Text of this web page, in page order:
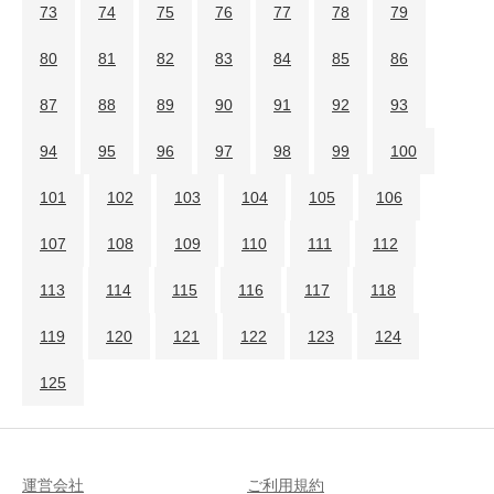
73 74 75 76 77 78 79
80 81 82 83 84 85 86
87 88 89 90 91 92 93
94 95 96 97 98 99 100
101 102 103 104 105 106
107 108 109 110 111 112
113 114 115 116 117 118
119 120 121 122 123 124
125
運営会社 ご利用規約